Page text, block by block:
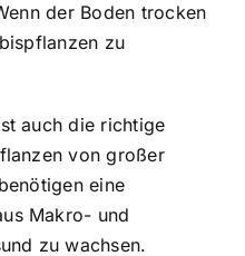
der Boden trocken
zu
auch die richtige
von großer
eine
Makro- und
zu wachsen.